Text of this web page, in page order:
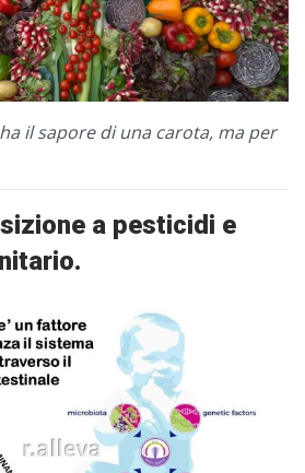
il sapore di una carota, ma per
a pesticidi e